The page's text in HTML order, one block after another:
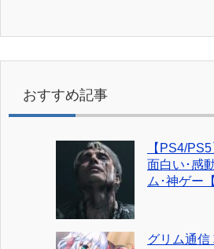
おすすめ記事
【PS4/
面白い･感
ム･神ゲー
グリム通信